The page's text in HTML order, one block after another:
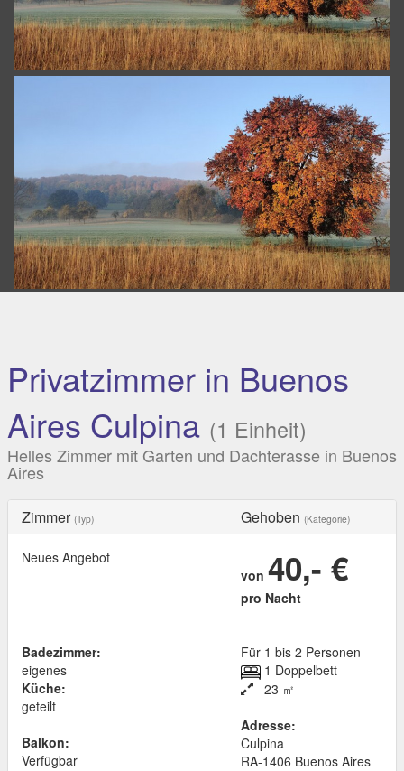
Privatzimmer in Buenos
Aires Culpina (1 Einheit)
Helles Zimmer mit Garten und Dachterasse in Buenos
Aires
Zimmer (Typ) Gehoben (Kategorie)
Neues Angebot
von 40,- €
pro Nacht
Badezimmer:
eigenes
Küche:
geteilt
Balkon:
Verfügbar
Für 1 bis 2 Personen
1 Doppelbett
23 ㎡
Adresse:
Culpina
RA-1406 Buenos Aires